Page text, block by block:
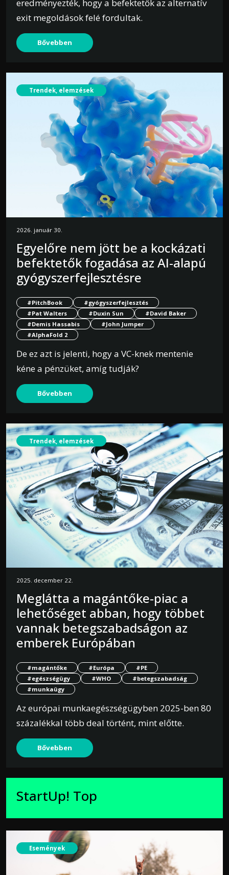
eredményezték, hogy a befektetők az alternatív
exit megoldások felé fordultak.
Bővebben
Trendek, elemzések
2026. január 30.
Egyelőre nem jött be a kockázati
befektetők fogadása az AI-alapú
gyógyszerfejlesztésre
#PitchBook
#gyógyszerfejlesztés
#Pat Walters
#Duxin Sun
#David Baker
#Demis Hassabis
#John Jumper
#AlphaFold 2
De ez azt is jelenti, hogy a VC-knek mentenie
kéne a pénzüket, amíg tudják?
Bővebben
Trendek, elemzések
2025. december 22.
Meglátta a magántőke-piac a
lehetőséget abban, hogy többet
vannak betegszabadságon az
emberek Európában
#magántőke #Európa
#PE
#egészségügy
#WHO
#betegszabadság
#munkaügy
Az európai munkaegészségügyben 2025-ben 80
százalékkal több deal történt, mint előtte.
Bővebben
StartUp! Top
Események